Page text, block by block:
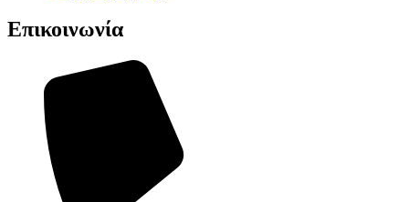
Επικοινωνία